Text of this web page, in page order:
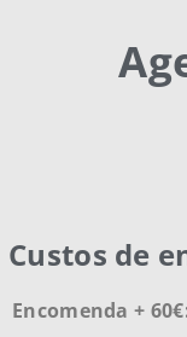
Custos de
Encomenda +